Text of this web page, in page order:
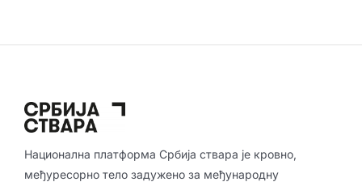
Национална платформа Србија ствара је кровно,
међуресорно тело задужено за међународну